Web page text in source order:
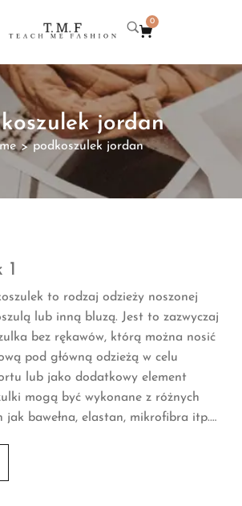
0
jordan
> podkoszulek jordan
1
to rodzaj odzieży noszonej
lub inną bluzą. Jest to zazwyczaj
bez rękawów, którą można nosić
pod główną odzieżą w celu
lub jako dodatkowy element
mogą być wykonane z różnych
jak bawełna, elastan, mikrofibra itp.…